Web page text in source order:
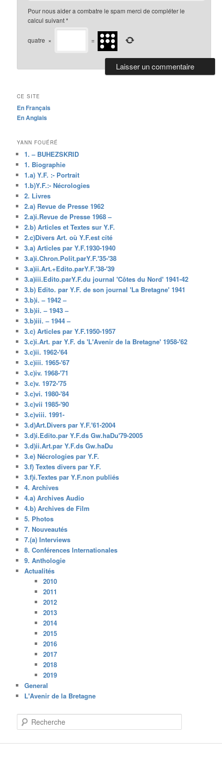
Pour nous aider a combatre le spam merci de compléter le
calcul suivant*
quatre × =
CE SITE
En Français
En Anglais
YANN FOUÉRÉ
1. – BUHEZSKRID
1. Biographie
1.a) Y.F. :- Portrait
1.b)Y.F.:- Nécrologies
2. Livres
2.a) Revue de Presse 1962
2.a)i.Revue de Presse 1968 –
2.b) Articles et Textes sur Y.F.
2.c)Divers Art. où Y.F.est cité
3.a) Articles par Y.F.1930-1940
3.a)i.Chron.Polit.parY.F.'35-'38
3.a)ii.Art.+Edito.parY.F.'38-'39
3.a)iii.Edito.parY.F.du journal 'Côtes du Nord' 1941-42
3.b) Edito. par Y.F. de son journal 'La Bretagne' 1941
3.b)i. – 1942 –
3.b)ii. – 1943 –
3.b)iii. – 1944 –
3.c) Articles par Y.F.1950-1957
3.c)i.Art. par Y.F. ds 'L'Avenir de la Bretagne' 1958-'62
3.c)ii. 1962-'64
3.c)iii. 1965-'67
3.c)iv. 1968-'71
3.c)v. 1972-'75
3.c)vi. 1980-'84
3.c)vii 1985-'90
3.c)viii. 1991-
3.d)Art.Divers par Y.F.'61-2004
3.d)i.Edito.par Y.F.ds Gw.haDu'79-2005
3.d)ii.Art.par Y.F.ds Gw.haDu
3.e) Nécrologies par Y.F.
3.f) Textes divers par Y.F.
3.f)i.Textes par Y.F.non publiés
4. Archives
4.a) Archives Audio
4.b) Archives de Film
5. Photos
7. Nouveautés
7.(a) Interviews
8. Conférences Internationales
9. Anthologie
Actualités
2010
2011
2012
2013
2014
2015
2016
2017
2018
2019
General
L'Avenir de la Bretagne
e